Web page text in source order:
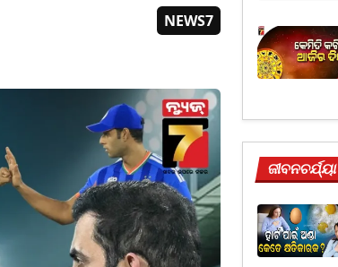
NEWS7
ଜୀବନଚର୍ଯ୍ୟା